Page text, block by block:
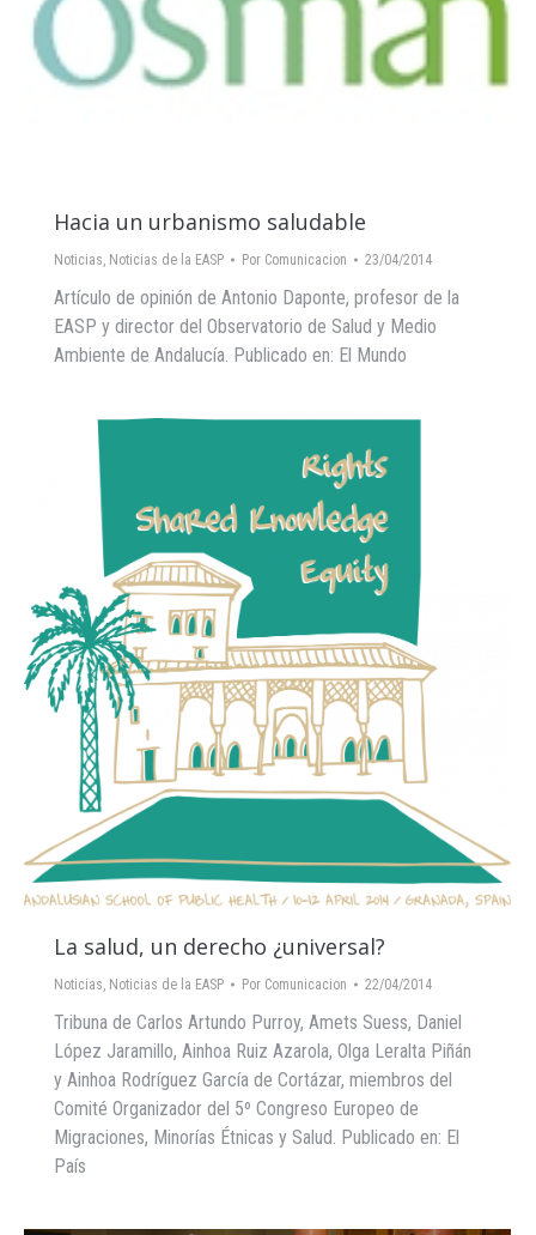
Hacia un urbanismo saludable
Noticias Noticias de la EASP Por Comunicacion 23/04/2014
Artículo de opinión de Antonio Daponte, profesor de la
EASP y director del Observatorio de Salud y Medio
Ambiente de Andalucía. Publicado en: El Mundo
La salud, un derecho ¿universal?
Noticias, Noticias de la EASP Por Comunicacion 22/04/2014
Tribuna de Carlos Artundo Purroy, Amets Suess, Daniel
López Jaramillo, Ainhoa Ruiz Azarola, Olga Leralta Piñán
y Ainhoa Rodríguez García de Cortázar, miembros del
Comité Organizador del 5º Congreso Europeo de
Migraciones, Minorías Étnicas y Salud. Publicado en: El
País